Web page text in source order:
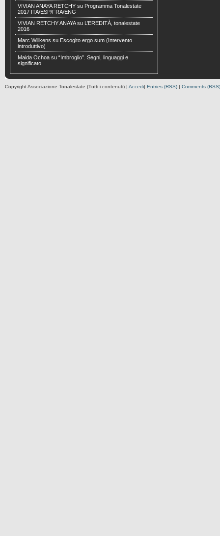
VIVIAN ANAYA RETCHY su Programma Tonalestate
2017 ITA/ESP/FRA/ENG
VIVIAN RETCHY ANAYAsu
L’EREDITÀ, tonalestate
2016
Marc Wilikens su Escogito ergo sum (Intervento
introduttivo)
Maida Ochoa su “Imbroglio”. Segni, linguaggi e
significato.
Copyright Associazione Tonalestate (Tutti i contenuti) | Accedi| Entries (RSS) | Comments (RSS)